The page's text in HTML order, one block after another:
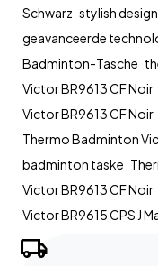
Schwarz stylish design
geavanceerde
Badminton-Tasche
Victor BR9613 CF Noir
Victor BR9613 CF Noir
Thermo Badminton
badminton taske
Victor BR9613 CF Noir
Victor BR9615 CPS J
local_shipping